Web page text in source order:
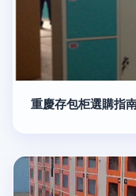
重慶存包柜選購指